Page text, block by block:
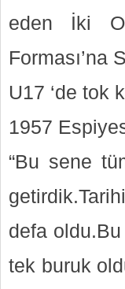
eden İki
Forması’na
U17 ‘de tok
1957
“Bu sene
defa
tek buruk